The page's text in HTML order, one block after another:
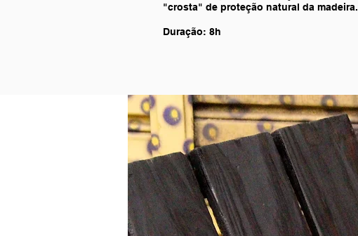
"crosta" de proteção natural da madeira.
Duração: 8h